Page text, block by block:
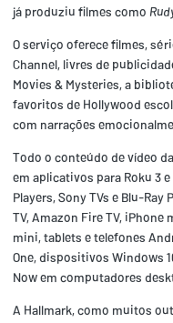
já produziu filmes como
O serviço oferece filmes,
Channel, livres de
Movies & Mysteries, a
favoritos de Hollywood
com narrações
Todo o conteúdo de vídeo
em aplicativos para Roku 3
Players, Sony TVs e Blu-Ray
TV, Amazon Fire TV, iPhone
mini, tablets e telefones
One, dispositivos Windows
Now em computadores
A Hallmark, como muitos